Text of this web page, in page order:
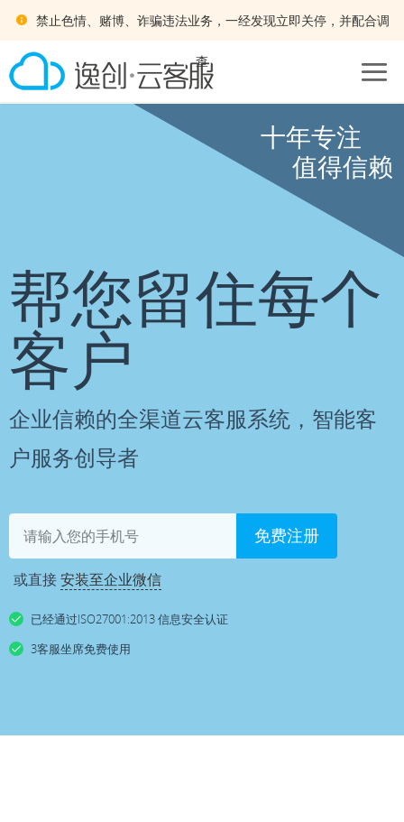
禁止色情、赌博、诈骗违法业务，一经发现立即关停，并配合调
查
十年专注
值得信赖
帮您留住每个
客户
企业信赖的全渠道云客服系统，智能客
户服务创导者
免费注册
或直接安装至企业微信
已经通过ISO27001:2013 信息安全认证
3客服坐席免费使用